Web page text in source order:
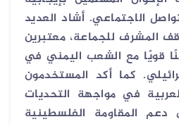
الاجتماعي. أشاد العديد
المشرف للجماعة، معتبرين
قويًا مع الشعب اليمني في
كما أكد المستخدمون
في مواجهة التحديات
دعم المقاومة الفلسطينية